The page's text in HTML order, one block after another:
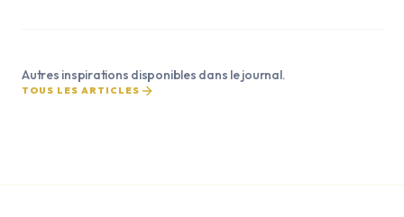
Autres inspirations disponibles dans le journal.
TOUS LES ARTICLES